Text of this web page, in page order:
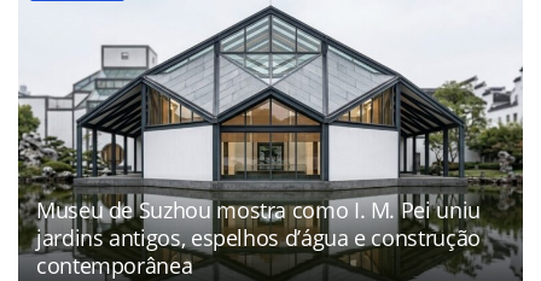
Museu de Suzhou mostra como I. M. Pei uniu
jardins antigos, espelhos d’água e construção
contemporânea